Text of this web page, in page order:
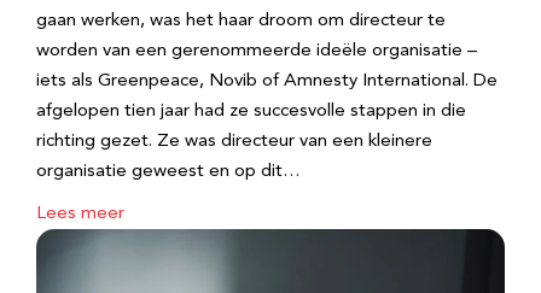
gaan werken, was het haar droom om directeur te
worden van een gerenommeerde ideële organisatie –
iets als Greenpeace, Novib of Amnesty International. De
afgelopen tien jaar had ze succesvolle stappen in die
richting gezet. Ze was directeur van een kleinere
organisatie geweest en op dit…
Lees meer